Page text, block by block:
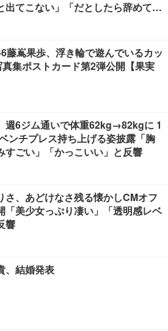
出てこない」「だとしたら辞めてく
藤嶌果歩、浮き輪で遊んでいるカッ
真集ポストカード第2弾公開【果実
週6ジム通いで体重62kg→82kgに 1
ンチプレス持ち上げる姿披露「胸
すごい」「かっこいい」と反響
さ、あどけなさ残る懐かしCMオフ
「美少女っぷり凄い」「透明感レベ
響
、結婚発表